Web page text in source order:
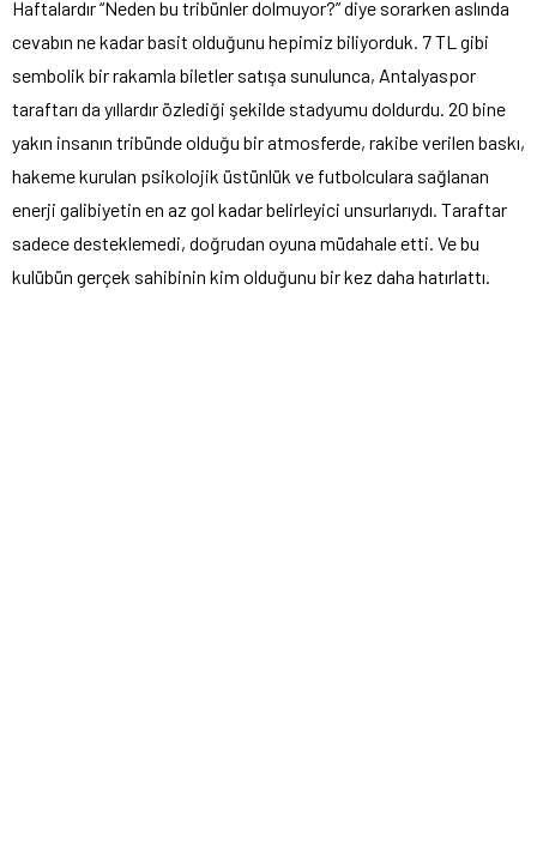
Haftalardır “Neden bu tribünler dolmuyor?” diye sorarken aslında
cevabın ne kadar basit olduğunu hepimiz biliyorduk. 7 TL gibi
sembolik bir rakamla biletler satışa sunulunca, Antalyaspor
taraftarı da yıllardır özlediği şekilde stadyumu doldurdu. 20 bine
yakın insanın tribünde olduğu bir atmosferde, rakibe verilen baskı,
hakeme kurulan psikolojik üstünlük ve futbolculara sağlanan
enerji galibiyetin en az gol kadar belirleyici unsurlarıydı. Taraftar
sadece desteklemedi, doğrudan oyuna müdahale etti. Ve bu
kulübün gerçek sahibinin kim olduğunu bir kez daha hatırlattı.